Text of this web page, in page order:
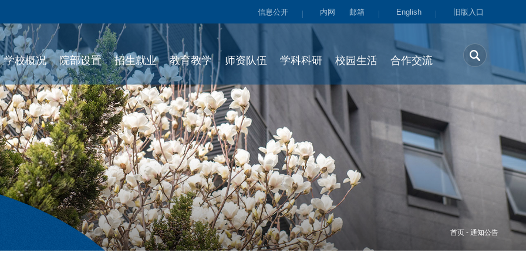
信息公开 内网 邮箱 English 旧版入口
学校概况 院部设置 招生就业 教育教学 师资队伍 学科科研 校园生活 合作交流
首页 - 通知公告